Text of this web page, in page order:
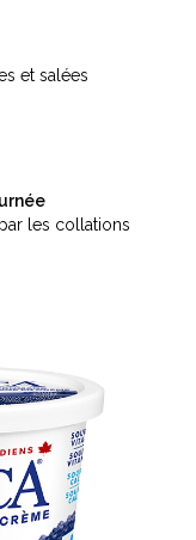
et salées
les collations